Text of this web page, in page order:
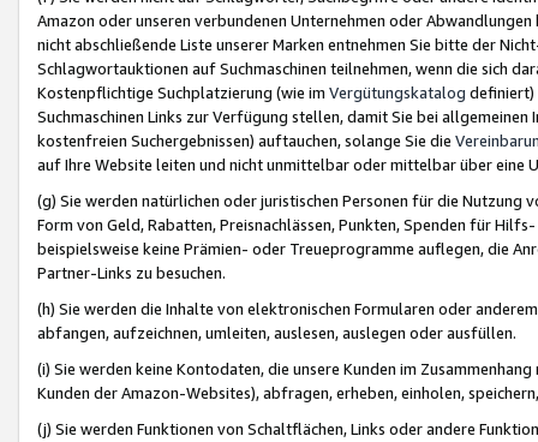
Amazon oder unseren verbundenen Unternehmen oder
nicht abschließende Liste unserer Marken entnehmen Sie bitte der
Schlagwortauktionen auf Suchmaschinen teilnehmen, wenn die sich
Kostenpflichtige Suchplatzierung (wie im Vergütungskatalog definiert)
Suchmaschinen Links zur Verfügung stellen, damit Sie bei
kostenfreien Suchergebnissen) auftauchen, solange Sie die
auf Ihre Website leiten und nicht unmittelbar oder mittelbar über eine
(g) Sie werden natürlichen oder juristischen Personen für die Nutzung
Form von Geld, Rabatten, Preisnachlässen, Punkten, Spenden für
beispielsweise keine Prämien- oder Treueprogramme auflegen, die
Partner-Links zu besuchen.
(h) Sie werden die Inhalte von elektronischen Formularen oder
abfangen, aufzeichnen, umleiten, auslesen, auslegen oder ausfüllen.
(i) Sie werden keine Kontodaten, die unsere Kunden im
Kunden der Amazon-Websites), abfragen, erheben, einholen,
(j) Sie werden Funktionen von Schaltflächen, Links oder andere